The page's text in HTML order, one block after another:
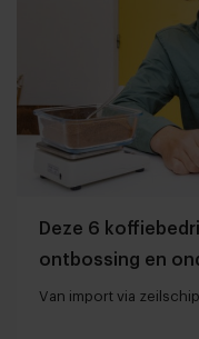
Deze 6
ontbossing en
Van import via